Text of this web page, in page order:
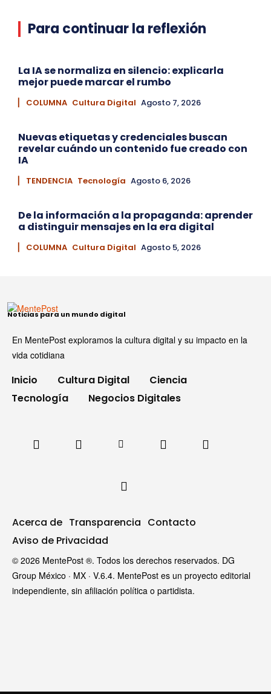
Para continuar la reflexión
La IA se normaliza en silencio: explicarla
mejor puede marcar el rumbo
▏ COLUMNA Cultura Digital Agosto 7, 2026
Nuevas etiquetas y credenciales buscan
revelar cuándo un contenido fue creado con
IA
▏ TENDENCIA Tecnología Agosto 6, 2026
De la información a la propaganda: aprender
a distinguir mensajes en la era digital
▏ COLUMNA Cultura Digital Agosto 5, 2026
Noticias para un mundo digital
En MentePost exploramos la cultura digital y su impacto en la
vida cotidiana
Inicio Cultura Digital
Ciencia
Tecnología
Negocios Digitales
Acerca de Transparencia Contacto
Aviso de Privacidad
© 2026 MentePost ®. Todos los derechos reservados. DG
Group México · MX · V.6.4. MentePost es un proyecto editorial
independiente, sin afiliación política o partidista.